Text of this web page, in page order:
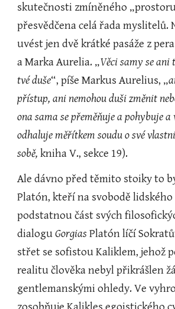
skutečnosti zmíněného
přesvědčena celá řada myslitelů.
uvést jen dvě krátké pasáže z
a Marka Aurelia. „Věci samy se
tvé duše“, píše Markus Aurelius, „
přístup, ani nemohou duši změnit
ona sama se přeměňuje a pohybuje a
odhaluje měřítkem soudu o své
sobě, kniha V., sekce 19).
Ale dávno před těmito stoiky to
Platón, kteří na svobodě
podstatnou část svých
dialogu Gorgias Platón líčí
střet se sofistou Kaliklem, jehož
realitu člověka nebyl přikrášlen
gentlemanskými ohledy. Ve